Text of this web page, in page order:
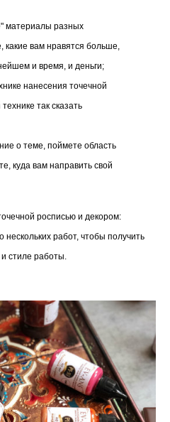
материалы разных
какие вам нравятся больше,
и время, и деньги;
нанесения точечной
так сказать
о теме, поймете область
куда вам направить свой
росписью и декором:
работ, чтобы получить
стиле работы.